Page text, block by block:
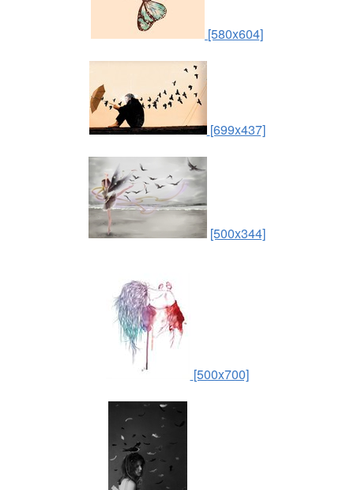
[580x604]
[699x437]
[500x344]
[500x700]